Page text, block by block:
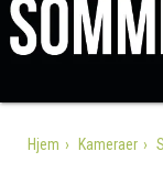
Hjem Kameraer